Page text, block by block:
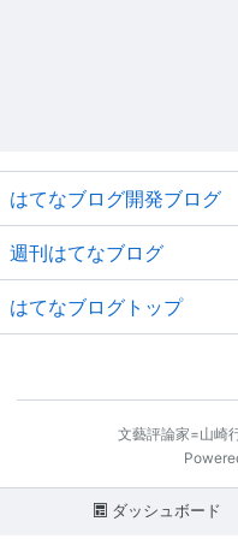
はてなブログ開発ブログ
週刊はてなブログ
はてなブログトップ
文藝評論家=山崎
ダッシュボード